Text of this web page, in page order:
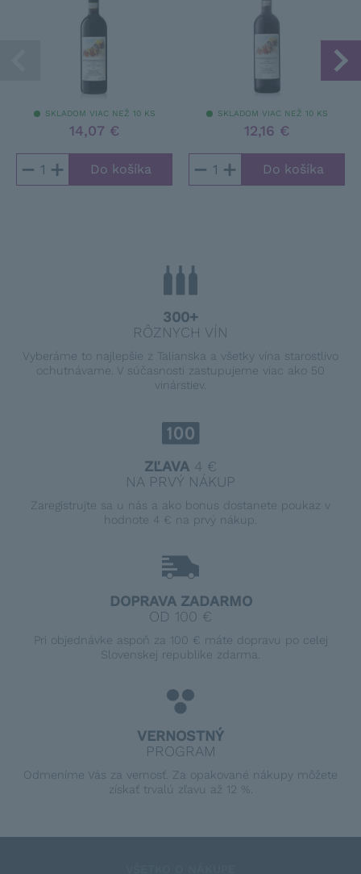
SKLADOM VIAC NEŽ 10 KS
14,07 €
− +
SKLADOM VIAC NEŽ 10 KS
12,16 €
− +
300+
RÔZNYCH VÍN
Vyberáme to najlepšie z Talianska a všetky vína starostlivo
ochutnávame. V súčasnosti zastupujeme viac ako 50
vinárstiev.
ZĽAVA 4 €
NA PRVÝ NÁKUP
Zaregistrujte sa u nás a ako bonus dostanete poukaz v
hodnote 4 € na prvý nákup.
DOPRAVA ZADARMO
OD 100 €
Pri objednávke aspoň za 100 € máte dopravu po celej
Slovenskej republike zdarma.
VERNOSTNÝ
PROGRAM
Odmeníme Vás za vernosť. Za opakované nákupy môžete
získať trvalú zľavu až 12 %.